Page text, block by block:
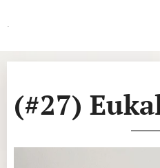
.
(#27)